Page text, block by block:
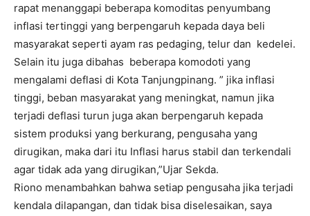
rapat menanggapi beberapa komoditas penyumbang
inflasi tertinggi yang berpengaruh kepada daya beli
masyarakat seperti ayam ras pedaging, telur dan kedelei.
Selain itu juga dibahas beberapa komodoti yang
mengalami deflasi di Kota Tanjungpinang. ” jika inflasi
tinggi, beban masyarakat yang meningkat, namun jika
terjadi deflasi turun juga akan berpengaruh kepada
sistem produksi yang berkurang, pengusaha yang
dirugikan, maka dari itu Inflasi harus stabil dan terkendali
agar tidak ada yang dirugikan,”Ujar Sekda.
Riono menambahkan bahwa setiap pengusaha jika terjadi
kendala dilapangan, dan tidak bisa diselesaikan, saya